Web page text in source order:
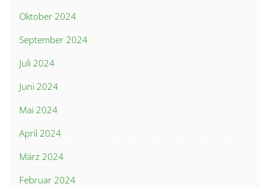
Oktober 2024
September 2024
Juli 2024
Juni 2024
Mai 2024
April 2024
März 2024
Februar 2024